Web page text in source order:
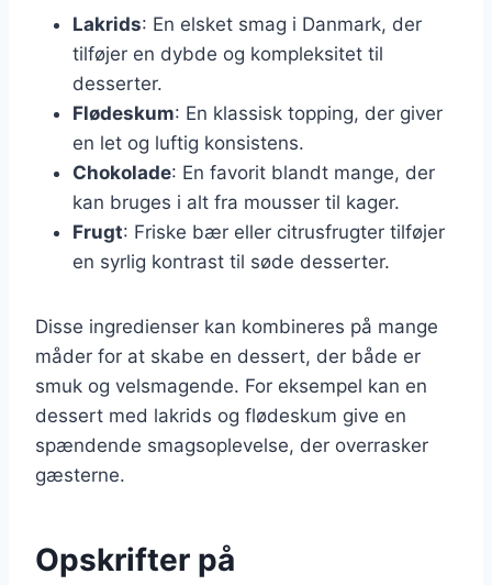
Lakrids: En elsket smag i Danmark, der
tilføjer en dybde og kompleksitet til
desserter.
Flødeskum: En klassisk topping, der giver
en let og luftig konsistens.
Chokolade: En favorit blandt mange, der
kan bruges i alt fra mousser til kager.
Frugt: Friske bær eller citrusfrugter tilføjer
en syrlig kontrast til søde desserter.
Disse ingredienser kan kombineres på mange
måder for at skabe en dessert, der både er
smuk og velsmagende. For eksempel kan en
dessert med lakrids og flødeskum give en
spændende smagsoplevelse, der overrasker
gæsterne.
Opskrifter på